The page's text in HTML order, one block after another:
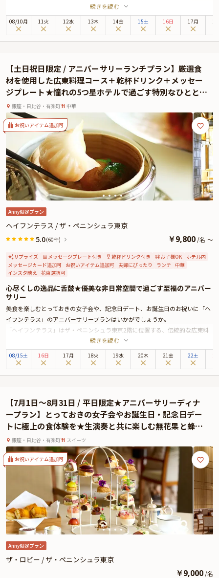
歩圏内と最高のロケーションに位置する5つ星ホテル。最上階の美食空間
「Peter」では、伝統と革新が調和するモダンフレンチをお楽しみいただけま
す。ラグジュアリーな空間は特別な夜を優雅に包み込み、最高のおもてなしと
本プランでお召し上がりいただくのは、新進気鋭のシェフ、ヨハン・ダコスタ
によるディナーコース。デザートには、メッセージプレートをご用意しており
ます。日本の出汁や日本料理のテクニックなどを取り入れた、華やかなプレゼ
ンテーションのモダンフレンチは、一度食べたら忘れられない美味しさ。特別
な夜に相応しい、至高の美食体験をお約束いたします。記憶に残る素敵な日を
「Peter」で心ゆくまでお過ごしください。
★選べるコース＆とっておきの演出が叶うオプション★
本プランでは、3種のコースをご用意しております。お好みに合わせてお選び
ください。また有料オプションで、ペアリングやザ・ペニンシュラ東京特製ケ
ーキ、Anny限定のギフトをお付けすることができます。是非サプライズ演出に
お役立てください。とっておきのお祝いシーンをスタッフが心を込めてお手伝
いいたします。
続きを読む
08/10月 11火 12水 13木 14金 15土 16日 17月
【土日祝日限定 / アニバーサリーランチプラン】厳選食
材を使用した広東料理コース＋乾杯ドリンク＋メッセー
ジプレート★憧れの5つ星ホテルで過ごす特別なひとと
き〜ザ・ペニンシュラ東京
銀座・日比谷・有楽町 中華
お祝いアイテム追加可
Anny限定プラン
ヘイフンテラス / ザ・ペニンシュラ東京
5.0(60件) ￥9,800 /名 ～
サプライズ メッセージプレート付き 乾杯ドリンク付き お子様OK ホテル内
メッセージカード追加可 お祝いアイテム追加可 夫婦にぴったり ランチ 中華
インスタ映え 花束選択可
心尽くしの逸品に舌鼓★優美な非日常空間で過ごす至福のアニバー
サリー
美食を楽しむとっておきの女子会や、記念日デート、お誕生日のお祝いに「ヘ
イフンテラス」のアニバーサリープランはいかがでしょうか。
「ヘイフンテラス」はザ・ペニンシュラ東京2階に位置する、伝統的な広東料
理を楽しめるレストランです。中国江蘇省の蘇州の古典庭園をイメージした趣
ある店内で、特別なひとときをお寛ぎください。ザ・ペニンシュラ東京は、皇
居外苑と日比谷公園に面しており、銀座までは徒歩圏内と最高のロケーション
素材の魅力を最大限に引き出す匠の技を存分にご堪能ください。五感を刺激す
る至高の美食体験をお約束いたします。
アニバーサリープランでは、こだわりの特選食材を使用したランチコースをご
用意しております。さらに本プランでは、お好きなドリンクをおひとり様につ
き一杯と、メッセージプレートを特典としてご用意しております。記憶に残る
素敵な日を「ヘイフンテラス」で心ゆくまでお過ごしください。
※有料オプションで、ザ・ペニンシュラ東京特製ケーキ、Anny限定の薔薇の花
束やギフト、カスタマイズ可能なメッセージカードなどをお付けすることがで
きます。メッセージカードは着席時に、花束やギフトはデザートタイムにご予
約主様にお渡し致しますので、サプライズ演出にお役立てください。
続きを読む
08/15土 16日 17月 18火 19水 20木 21金 22土
【7月1日〜8月31日 / 平日限定★アニバーサリーディナ
ープラン】とっておきの女子会やお誕生日・記念日デー
トに極上の食体験を★生演奏と共に楽しむ無花果と蜂蜜
のアフタヌーンティー＋メッセージプレート★5つ星ホテ
ルで優雅に寛ぐご褒美時間〜ザ・ペニンシュラ東京
銀座・日比谷・有楽町 スイーツ
お祝いアイテム追加可
Anny限定プラン
ザ・ロビー / ザ・ペニンシュラ東京
￥9,000 /名